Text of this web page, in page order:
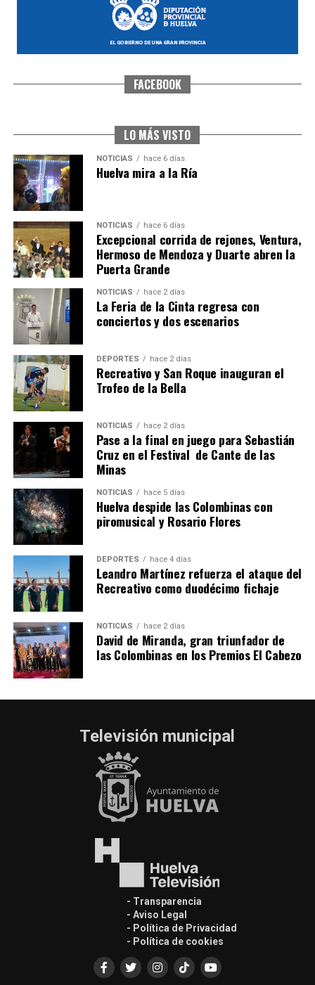
CUARTA CORRIDA DE LAS FIESTAS COLOMBINAS
Huelvatv
4º DÍA DE LAS FIESTAS COLOMBINAS 2026
hace 1 semana · Huelvatv
SEXTA CORRIDA DE LAS FIESTAS COLOMBINAS
2026
hace 5 días· Huelvatv
FACEBOOK
LO MÁS VISTO
NOTICIAS hace 6 días
Huelva mira a la Ría
NOTICIAS hace 6 días
Excepcional corrida de rejones, Ventura,
Hermoso de Mendoza y Duarte abren la
Puerta Grande
NOTICIAS hace 2 días
La Feria de la Cinta regresa con
conciertos y dos escenarios
DEPORTES hace 2 días
Recreativo y San Roque inauguran el
Trofeo de la Bella
NOTICIAS hace 2 días
Pase a la final en juego para Sebastián
Cruz en el Festival de Cante de las
Minas
NOTICIAS hace 5 días
Huelva despide las Colombinas con
piromusical y Rosario Flores
DEPORTES hace 4 días
Leandro Martínez refuerza el ataque del
Recreativo como duodécimo fichaje
NOTICIAS hace 2 días
David de Miranda, gran triunfador de
las Colombinas en los Premios El Cabezo
Televisión municipal
- Transparencia
- Aviso Legal
- Política de Privacidad
- Política de cookies